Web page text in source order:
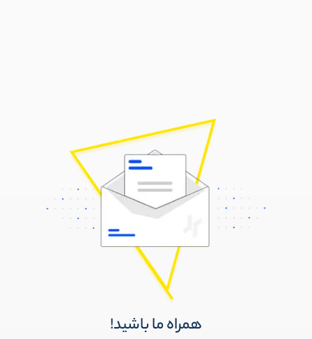
همراه ما باشید!